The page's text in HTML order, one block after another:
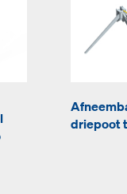
driepoot